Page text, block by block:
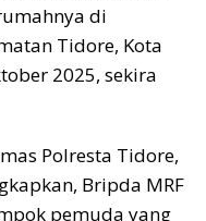
di
Tidore, Kota
2025, sekira
Polresta Tidore,
Bripda MRF
pemuda yang